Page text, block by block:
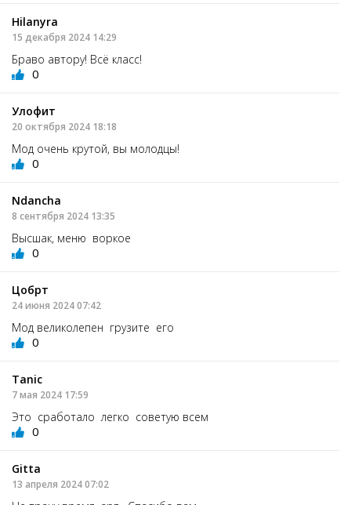
Hilanyra
15 декабря 2024 14:29
Браво автору! Всё класс!
0
Улофит
20 октября 2024 18:18
Мод очень крутой, вы молодцы!
0
Ndancha
8 сентября 2024 13:35
Высшак, меню воркое
0
Цобрт
24 июня 2024 07:42
Мод великолепен грузите его
0
Tanic
7 мая 2024 17:59
Это сработало легко советую всем
0
Gitta
13 апреля 2024 07:02